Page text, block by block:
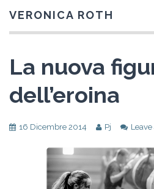
VERONICA ROTH
La nuova
dell’eroina
16 Dicembre 2014 Pj